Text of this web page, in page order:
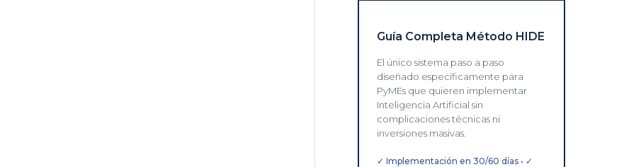
Guía Completa Método HIDE
El único sistema paso a paso
diseñado específicamente para
PyMEs que quieren implementar
Inteligencia Artificial sin
complicaciones técnicas ni
inversiones masivas.
✓ Implementación en 30/60 días • ✓